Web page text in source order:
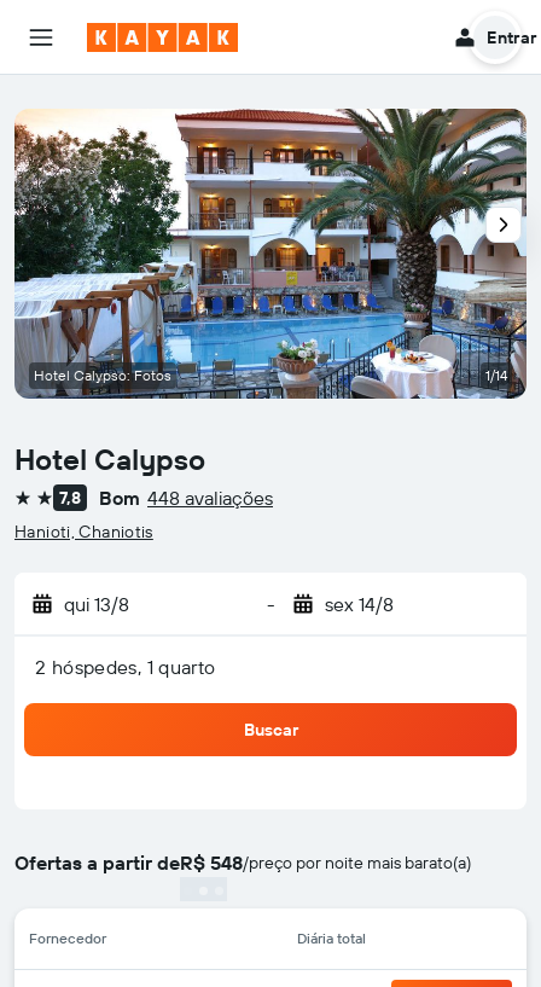
Entrar
Hotel Calypso
2 estrelas
7,8 Bom 448 avaliações
Hanioti, Chaniotis
qui 13/8 - sex 14/8
2 hóspedes, 1 quarto
Buscar
Ofertas a partir deR$ 548/preço por noite mais barato(a)
Fornecedor Diária total
Hotel Calypso: Fotos 1/14